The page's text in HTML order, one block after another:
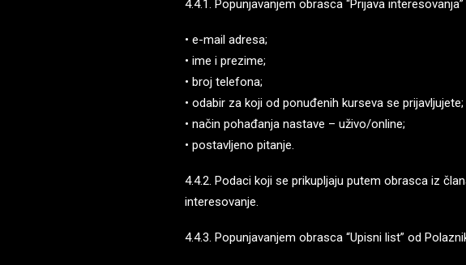
4.4.1. Popunjavanjem obrasca “Prijava
• e-mail adresa;
• ime i prezime;
• broj telefona;
• odabir za koji od ponuđenih kurseva se prijavljujete;
• način pohađanja nastave – uživo/online;
• postavljeno pitanje.
4.4.2. Podaci koji se prikupljaju putem obrasca iz
interesovanje.
4.4.3. Popunjavanjem obrasca “Upisni list” od